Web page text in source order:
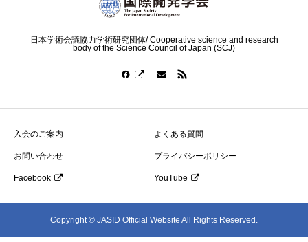
日本学術会議協力学術研究団体/ Cooperative science and research
body of the Science Council of Japan (SCJ)
入会のご案内 よくある質問
お問い合わせ プライバシーポリシー
Facebook YouTube
Copyright © JASID Official Website All Rights Reserved.